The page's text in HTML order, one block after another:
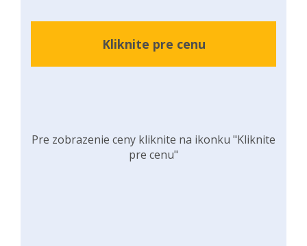
Kliknite pre cenu
Pre zobrazenie ceny kliknite na ikonku "Kliknite
pre cenu"